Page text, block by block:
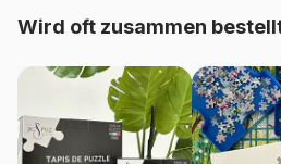
Artikelnummer
EAN
Wird oft zusammen